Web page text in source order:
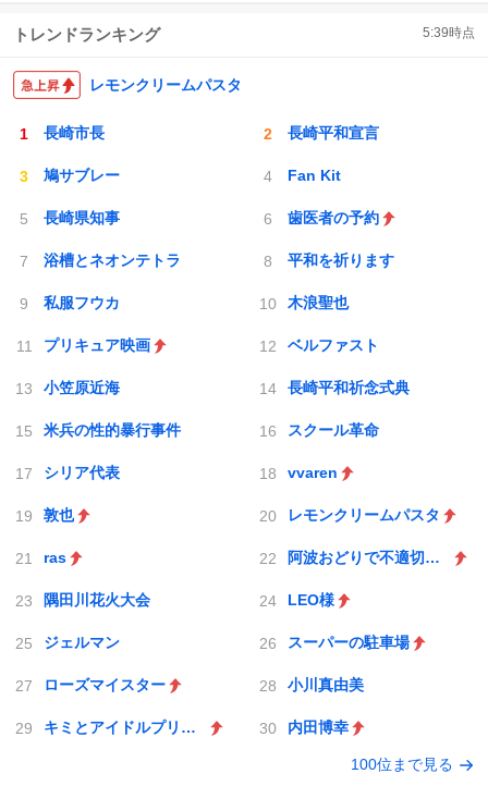
トレンドランキング 5:39時点
レモンクリームパスタ
長崎市長 長崎平和宣言
鳩サブレー Fan Kit
長崎県知事 歯医者の予約
浴槽とネオンテトラ 平和を祈ります
私服フウカ 木浪聖也
プリキュア映画 ベルファスト
小笠原近海 長崎平和祈念式典
米兵の性的暴行事件 スクール革命
シリア代表 vvaren
敦也 レモンクリームパスタ
ras 阿波おどりで不適切な動画
隅田川花火大会 LEO様
ジェルマン スーパーの駐車場
ローズマイスター 小川真由美
キミとアイドルプリキュア♪ 内田博幸
100位まで見る